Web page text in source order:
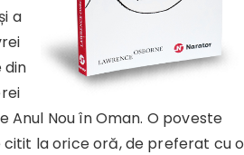
a
din
Anul Nou în Oman. O poveste
la orice oră, de preferat cu o